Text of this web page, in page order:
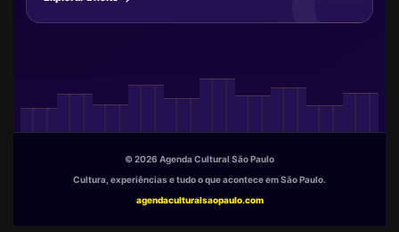
© 2026 Agenda Cultural São Paulo
Cultura, experiências e tudo o que acontece em São Paulo.
agendaculturalsaopaulo.com